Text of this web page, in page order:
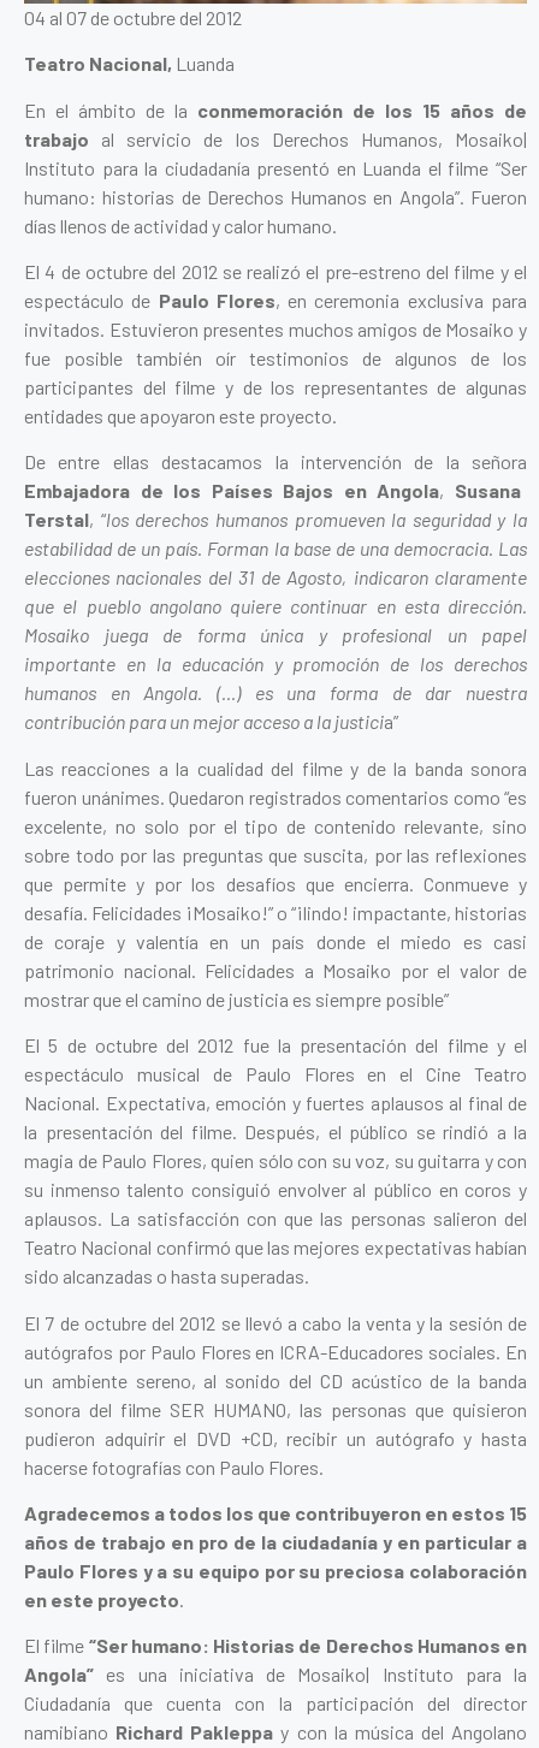
04 al 07 de octubre del 2012
Teatro Nacional, Luanda
En el ámbito de la conmemoración de los 15 años de
trabajo al servicio de los Derechos Humanos, Mosaiko|
Instituto para la ciudadanía presentó en Luanda el filme “Ser
humano: historias de Derechos Humanos en Angola”. Fueron
días llenos de actividad y calor humano.
El 4 de octubre del 2012 se realizó el pre-estreno del filme y el
espectáculo de Paulo Flores, en ceremonia exclusiva para
invitados. Estuvieron presentes muchos amigos de Mosaiko y
fue posible también oír testimonios de algunos de los
participantes del filme y de los representantes de algunas
entidades que apoyaron este proyecto.
De entre ellas destacamos la intervención de la señora
Embajadora de los Países Bajos en Angola, Susana
Terstal, “los derechos humanos promueven la seguridad y la
estabilidad de un país. Forman la base de una democracia. Las
elecciones nacionales del 31 de Agosto, indicaron claramente
que el pueblo angolano quiere continuar en esta dirección.
Mosaiko juega de forma única y profesional un papel
importante en la educación y promoción de los derechos
humanos en Angola. (…) es una forma de dar nuestra
contribución para un mejor acceso a la justicia”
Las reacciones a la cualidad del filme y de la banda sonora
fueron unánimes. Quedaron registrados comentarios como “es
excelente, no solo por el tipo de contenido relevante, sino
sobre todo por las preguntas que suscita, por las reflexiones
que permite y por los desafíos que encierra. Conmueve y
desafía. Felicidades ¡Mosaiko!” o “¡lindo! impactante, historias
de coraje y valentía en un país donde el miedo es casi
patrimonio nacional. Felicidades a Mosaiko por el valor de
mostrar que el camino de justicia es siempre posible”
El 5 de octubre del 2012 fue la presentación del filme y el
espectáculo musical de Paulo Flores en el Cine Teatro
Nacional. Expectativa, emoción y fuertes aplausos al final de
la presentación del filme. Después, el público se rindió a la
magia de Paulo Flores, quien sólo con su voz, su guitarra y con
su inmenso talento consiguió envolver al público en coros y
aplausos. La satisfacción con que las personas salieron del
Teatro Nacional confirmó que las mejores expectativas habían
sido alcanzadas o hasta superadas.
El 7 de octubre del 2012 se llevó a cabo la venta y la sesión de
autógrafos por Paulo Flores en ICRA-Educadores sociales. En
un ambiente sereno, al sonido del CD acústico de la banda
sonora del filme SER HUMANO, las personas que quisieron
pudieron adquirir el DVD +CD, recibir un autógrafo y hasta
hacerse fotografías con Paulo Flores.
Agradecemos a todos los que contribuyeron en estos 15
años de trabajo en pro de la ciudadanía y en particular a
Paulo Flores y a su equipo por su preciosa colaboración
en este proyecto.
El filme “Ser humano: Historias de Derechos Humanos en
Angola” es una iniciativa de Mosaiko| Instituto para la
Ciudadanía que cuenta con la participación del director
namibiano Richard Pakleppa y con la música del Angolano